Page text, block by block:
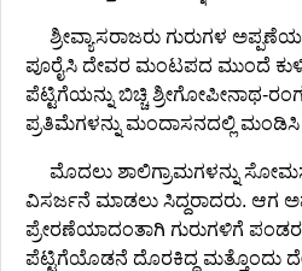
ಶ್ರೀವ್ಯಾಸರಾಜರು ಗುರುಗಳ
ಪೂರೈಸಿ ದೇವರ ಮಂಟಪದ ಮುಂದೆ
ಪೆಟ್ಟಿಗೆಯನ್ನು ಬಿಚ್ಚಿ ಶ್ರೀಗೋಪೀನಾಥ-
ಪ್ರತಿಮೆಗಳನ್ನು ಮಂದಾಸನದಲ್ಲಿ ಮಂಡಿಸಿ
ಮೊದಲು ಶಾಲಿಗ್ರಾಮಗಳನ್ನು
ವಿಸರ್ಜನೆ ಮಾಡಲು ಸಿದ್ದರಾದರು. ಆಗ
ಪ್ರೇರಣೆಯಾದಂತಾಗಿ ಗುರುಗಳಿಗೆ
ಪೆಟ್ಟಿಗೆಯೊಡನೆ ದೊರಕಿದ್ದ ಮತ್ತೊಂದು